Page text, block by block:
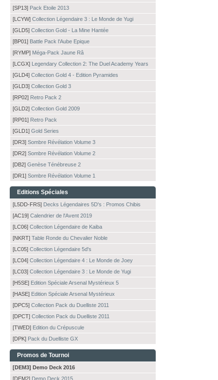
[SP13] Pack Etoile 2013
[LCYW] Collection Légendaire 3 : Le Monde de Yugi
[GLD5] Collection Gold - La Mine Hantée
[BP01] Battle Pack l'Aube Epique
[RYMP] Méga-Pack Jaune Râ
[LCGX] Legendary Collection 2: The Duel Academy Years
[GLD4] Collection Gold 4 - Edition Pyramides
[GLD3] Collection Gold 3
[RP02] Retro Pack 2
[GLD2] Collection Gold 2009
[RP01] Retro Pack
[GLD1] Gold Series
[DR3] Sombre Révélation Volume 3
[DR2] Sombre Révélation Volume 2
[DB2] Genèse Ténébreuse 2
[DR1] Sombre Révélation Volume 1
Editions Spéciales
[L5DD-FRS] Decks Légendaires 5D's : Promos Chibis
[AC19] Calendrier de l'Avent 2019
[LC06] Collection Légendaire de Kaiba
[NKRT] Table Ronde du Chevalier Noble
[LC05] Collection Légendaire 5d's
[LC04] Collection Légendaire 4 : Le Monde de Joey
[LC03] Collection Légendaire 3 : Le Monde de Yugi
[H5SE] Edition Spéciale Arsenal Mystérieux 5
[HASE] Edition Spéciale Arsenal Mystérieux
[DPC5] Collection Pack du Duelliste 2011
[DPCT] Collection Pack du Duelliste 2011
[TWED] Edition du Crépuscule
[DPK] Pack du Duelliste GX
Promos de Tournoi
[DEM3] Demo Deck 2016
[DEM2] Demo Deck 2015